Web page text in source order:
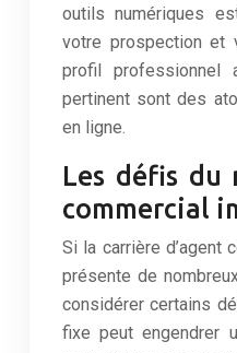
outils numériques
votre prospection et
profil professionnel
pertinent sont des
en ligne.
Les défis du
commercial
Si la carrière d’agent
présente de
considérer certains
fixe peut engendrer